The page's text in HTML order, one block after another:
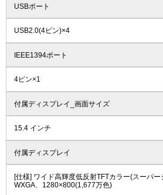
USBポート
USB2.0(4ピン)×4
IEEE1394ポート
4ピン×1
付属ディスプレイ_画面サイズ
15.4 インチ
付属ディスプレイ
[仕様] ワイド高輝度低反射TFTカラー(スーパー
WXGA、1280×800(1,677万色)